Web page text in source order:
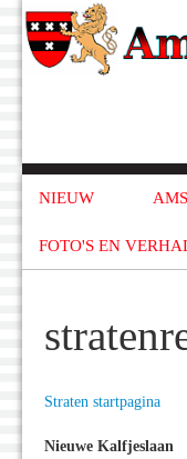
NIEUW
FOTO'S EN
Straten startpagina
Nieuwe Kalfjeslaan